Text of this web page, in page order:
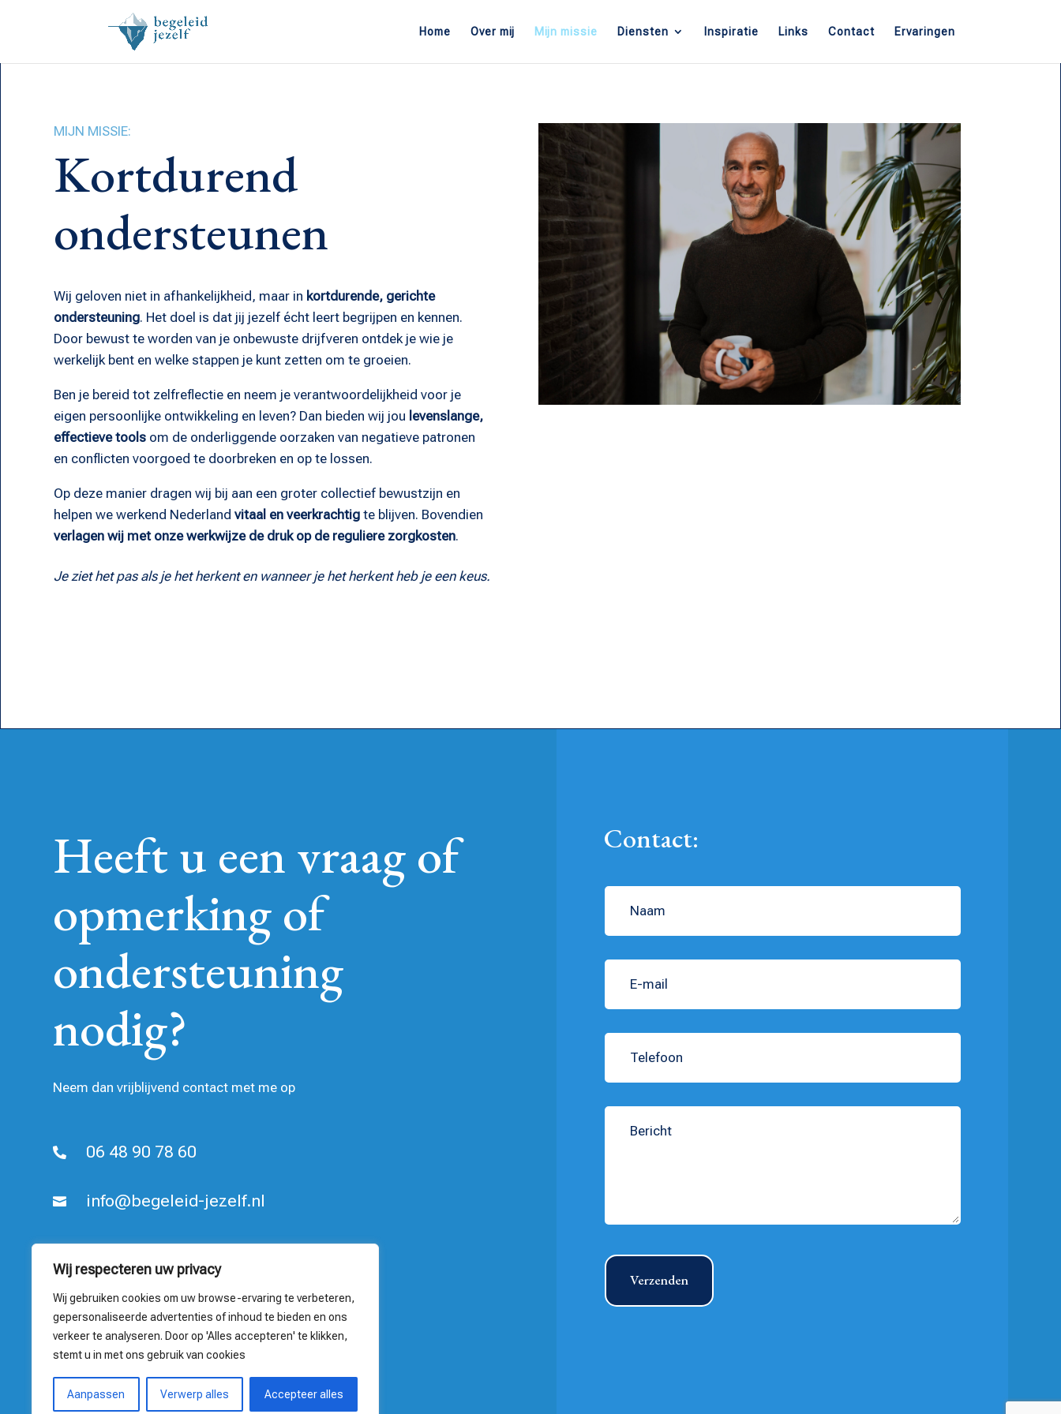
Wij respecteren uw privacy
Wij gebruiken cookies om uw browse-ervaring te verbeteren,
gepersonaliseerde advertenties of inhoud te bieden en ons
verkeer te analyseren. Door op 'Alles accepteren' te klikken,
stemt u in met ons gebruik van cookies
Aanpassen Verwerp alles Accepteer alles
Home Over mij Mijn missie Diensten Inspiratie Links Contact Ervaringen
MIJN MISSIE:
Kortdurend
ondersteunen
Wij geloven niet in afhankelijkheid, maar in kortdurende, gerichte
ondersteuning. Het doel is dat jij jezelf écht leert begrijpen en kennen.
Door bewust te worden van je onbewuste drijfveren ontdek je wie je
werkelijk bent en welke stappen je kunt zetten om te groeien.
Ben je bereid tot zelfreflectie en neem je verantwoordelijkheid voor je
eigen persoonlijke ontwikkeling en leven? Dan bieden wij jou levenslange,
effectieve tools om de onderliggende oorzaken van negatieve patronen
en conflicten voorgoed te doorbreken en op te lossen.
Op deze manier dragen wij bij aan een groter collectief bewustzijn en
helpen we werkend Nederlandvitaal en veerkrachtig te blijven. Bovendien
verlagen wij met onze werkwijze de druk op de reguliere zorgkosten.
Je ziet het pas als je het herkent en wanneer je het herkent heb je een keus.
Heeft u een vraag of
opmerking of
ondersteuning
nodig?
Neem dan vrijblijvend contact met me op
 06 48 90 78 60
 info@begeleid-jezelf.nl
Martijn Kruijsen
Kempstraat 22
6443VH Brunssum
KvK nr.91193613
Contact:
Verzenden